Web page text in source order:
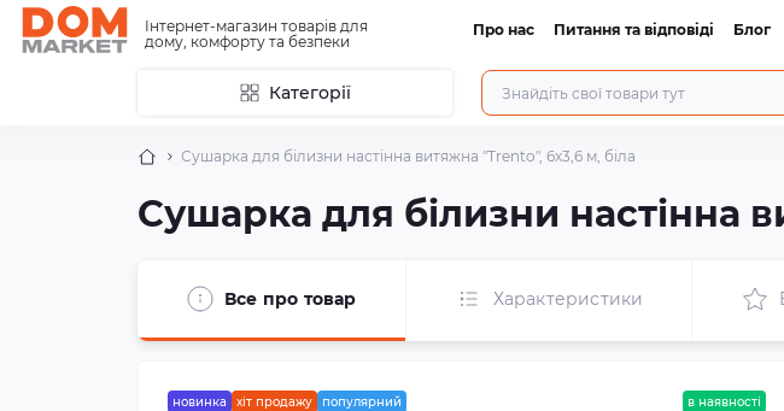
Інтернет-магазин товарів для
дому, комфорту та безпеки
Про нас Питання та відповіді Блог
Категорії
Сушарка для білизни настінна витяжна "Trento", 6х3,6 м, біла
Сушарка для білизни настінна
Все про товар Характеристики
новинка хіт продажу популярний в наявності